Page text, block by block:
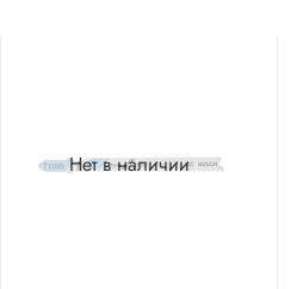
Нет в наличии